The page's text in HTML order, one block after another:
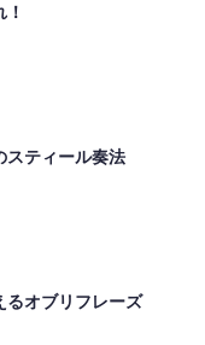
スティール奏法
るオブリフレーズ